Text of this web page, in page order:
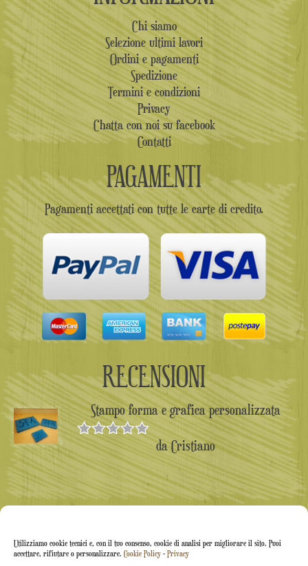
Utilizziamo cookie tecnici e, con il tuo consenso, cookie di analisi per migliorare il sito. Puoi
accettare, rifiutare o personalizzare. Cookie Policy - Privacy
Chi siamo
Selezione ultimi lavori
Ordini e pagamenti
Spedizione
Termini e condizioni
Privacy
Chatta con noi su facebook
Contatti
PAGAMENTI
Pagamenti accettati con tutte le carte di credito.
RECENSIONI
Stampo forma e grafica personalizzata
Valutato5
su 5
da Cristiano